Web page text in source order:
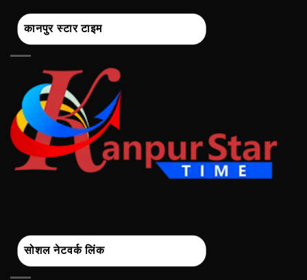
कानपुर स्टार टाइम
सोशल नेटवर्क लिंक